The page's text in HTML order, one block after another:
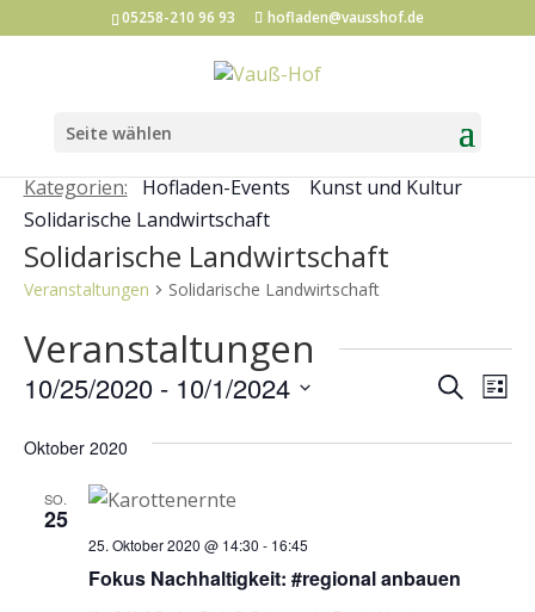
05258-210 96 93 hofladen@vausshof.de
Seite wählen
Kategorien: Hofladen-Events
Kunst und Kultur
Solidarische Landwirtschaft
Solidarische Landwirtschaft
Veranstaltungen Solidarische Landwirtschaft
Veranstaltungen
und
SucheListe
10/25/2020 - 10/1/2024
wählen.
Oktober 2020
SO.
25
Fokus Nachhaltigkeit: #regional anbauen
25. Oktober 2020 @ 14:30 - 16:45